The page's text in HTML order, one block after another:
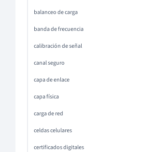
balanceo de carga
banda de frecuencia
calibración de señal
canal seguro
capa de enlace
capa física
carga de red
celdas celulares
certificados digitales